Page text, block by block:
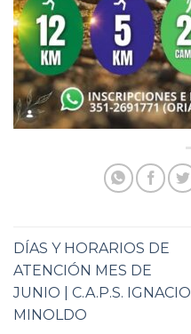
DÍAS Y HORARIOS DE
ATENCIÓN MES DE
JUNIO | C.A.P.S. IGNACIO
MINOLDO